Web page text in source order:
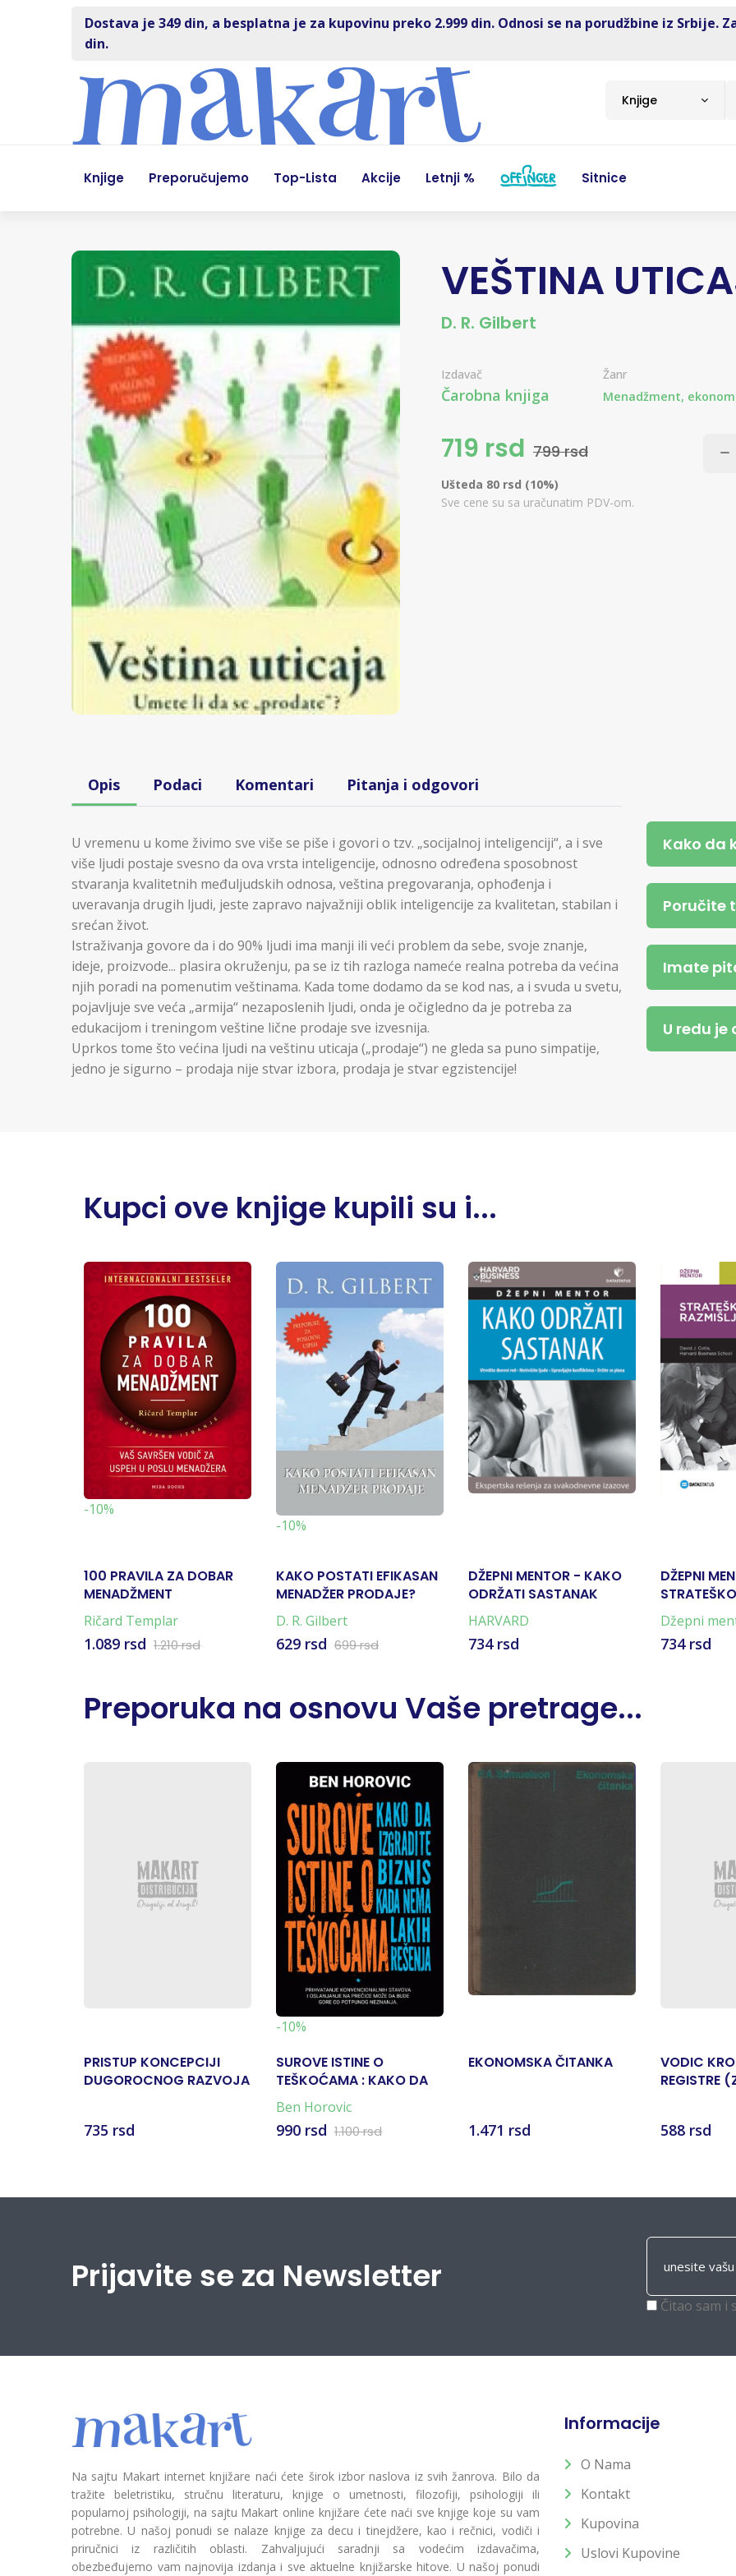
Dostava je 349 din, a besplatna je za kupovinu preko 2.999 din. Odnosi se na porudžbine iz Srbije.
din.
Knjige
Knjige Preporučujemo Top-Lista Akcije Letnji % Sitnice
VEŠTINA
D. R. Gilbert
Izdavač
Čarobna knjiga
Žanr
Menadžment,
719 rsd 799 rsd
Ušteda 80 rsd (10%)
Sve cene su sa uračunatim PDV-om.
Opis Podaci Komentari Pitanja i odgovori
U vremenu u kome živimo sve više se piše i govori o tzv. „socijalnoj inteligenciji“, a i sve
više ljudi postaje svesno da ova vrsta inteligencije, odnosno određena sposobnost
stvaranja kvalitetnih međuljudskih odnosa, veština pregovaranja, ophođenja i
uveravanja drugih ljudi, jeste zapravo najvažniji oblik inteligencije za kvalitetan, stabilan i
srećan život.
Istraživanja govore da i do 90% ljudi ima manji ili veći problem da sebe, svoje znanje,
ideje, proizvode... plasira okruženju, pa se iz tih razloga nameće realna potreba da većina
njih poradi na pomenutim veštinama. Kada tome dodamo da se kod nas, a i svuda u svetu,
pojavljuje sve veća „armija“ nezaposlenih ljudi, onda je očigledno da je potreba za
edukacijom i treningom veštine lične prodaje sve izvesnija.
Uprkos tome što većina ljudi na veštinu uticaja („prodaje“) ne gleda sa puno simpatije,
jedno je sigurno – prodaja nije stvar izbora, prodaja je stvar egzistencije!
Kako da
Poručite
Imate
U redu
Kupci ove knjige kupili su i...
-10%
100 PRAVILA ZA DOBAR
MENADŽMENT
Ričard Templar
1.089 rsd 1.210 rsd
-10%
KAKO POSTATI EFIKASAN
MENADŽER PRODAJE?
D. R. Gilbert
629 rsd 699 rsd
DŽEPNI MENTOR - KAKO
ODRŽATI SASTANAK
HARVARD
734 rsd
DŽEPNI
STRATEŠKO
Džepni
734 rsd
Preporuka na osnovu Vaše pretrage...
PRISTUP KONCEPCIJI
DUGOROCNOG RAZVOJA
735 rsd
-10%
SUROVE ISTINE O
TEŠKOĆAMA : KAKO DA
IZGRADITE BIZNIS KADA
NEMA LAKIH REŠENJA
Ben Horovic
990 rsd 1.100 rsd
EKONOMSKA ČITANKA
1.471 rsd
VODIC
REGISTRE
588 rsd
Prijavite se za Newsletter
Čitao sam i
Na sajtu Makart internet knjižare naći ćete širok izbor naslova iz svih žanrova. Bilo da
tražite beletristiku, stručnu literaturu, knjige o umetnosti, filozofiji, psihologiji ili
popularnoj psihologiji, na sajtu Makart online knjižare ćete naći sve knjige koje su vam
potrebne. U našoj ponudi se nalaze knjige za decu i tinejdžere, kao i rečnici, vodiči i
priručnici iz različitih oblasti. Zahvaljujući saradnji sa vodećim izdavačima,
obezbeđujemo vam najnovija izdanja i sve aktuelne knjižarske hitove. U našoj ponudi
Informacije
O Nama
Kontakt
Kupovina
Uslovi Kupovine